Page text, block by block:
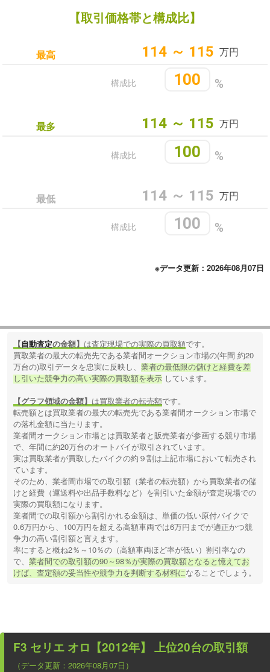
【取引価格帯と構成比】
最高 114 ～ 115 万円
%
100
構成比
最多 114 ～ 115 万円
%
100
構成比
最低 114 ～ 115 万円
%
100
構成比
※データ更新：2026年08月07日
【自動査定の金額】 は査定現場での実際の買取額です。
買取業者の最大の転売先である業者間オークション市場の(年間 約20
万台の)取引データを忠実に反映し、業者の最低限の儲けと経費を差
し引いた競争力の高い実際の買取額を表示 しています。
【グラフ領域の金額】 は買取業者の転売額です。
転売額とは買取業者の最大の転売先である業者間オークション市場で
の落札金額に当たります。
業者間オークション市場とは買取業者と販売業者が参画する競り市場
で、年間に約20万台のオートバイが取引されています。
実は買取業者が買取したバイクの約９割は上記市場において転売され
ています。
そのため、業者間市場での取引額（業者の転売額）から買取業者の儲
けと経費（運送料や出品手数料など）を割引いた金額が査定現場での
実際の買取額になります。
業者間での取引額から割引かれる金額は、単価の低い原付バイクで
0.6万円から、100万円を超える高額車両では6万円までが適正かつ競
争力の高い割引額と言えます。
率にすると概ね2％～10％の（高額車両ほど率が低い）割引率なの
で、業者間での取引額の90～98％が実際の買取額となると憶えてお
けば、査定額の妥当性や競争力を判断する材料になることでしょう。
F3 セリエ オロ【2012年】 上位20台の取引額
（データ更新：2026年08月07日）